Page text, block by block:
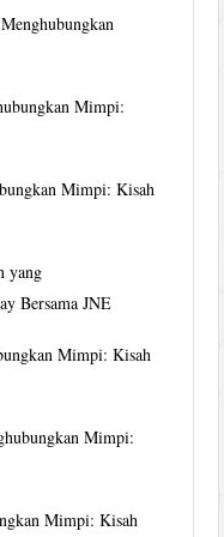
Mimpi:
Mimpi: Kisah
yang
Bersama JNE
Mimpi: Kisah
Mimpi:
Mimpi: Kisah